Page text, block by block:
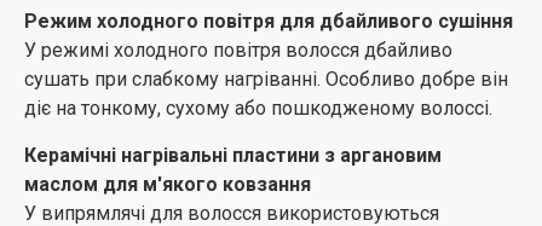
Режим холодного повітря для дбайливого сушіння
У режимі холодного повітря волосся дбайливо
сушать при слабкому нагріванні. Особливо добре він
діє на тонкому, сухому або пошкодженому волоссі.
Керамічні нагрівальні пластини з аргановим
маслом для м'якого ковзання
У випрямлячі для волосся використовуються